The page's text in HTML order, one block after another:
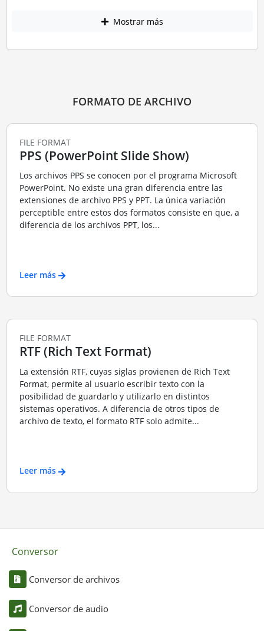
Mostrar más
FORMATO DE ARCHIVO
FILE FORMAT
PPS (PowerPoint Slide Show)
Los archivos PPS se conocen por el programa Microsoft
PowerPoint. No existe una gran diferencia entre las
extensiones de archivo PPS y PPT. La única variación
perceptible entre estos dos formatos consiste en que, a
diferencia de los archivos PPT, los...
Leer más
FILE FORMAT
RTF (Rich Text Format)
La extensión RTF, cuyas siglas provienen de Rich Text
Format, permite al usuario escribir texto con la
posibilidad de guardarlo y utilizarlo en distintos
sistemas operativos. A diferencia de otros tipos de
archivo de texto, el formato RTF solo admite...
Leer más
Conversor
Conversor de archivos
Conversor de audio